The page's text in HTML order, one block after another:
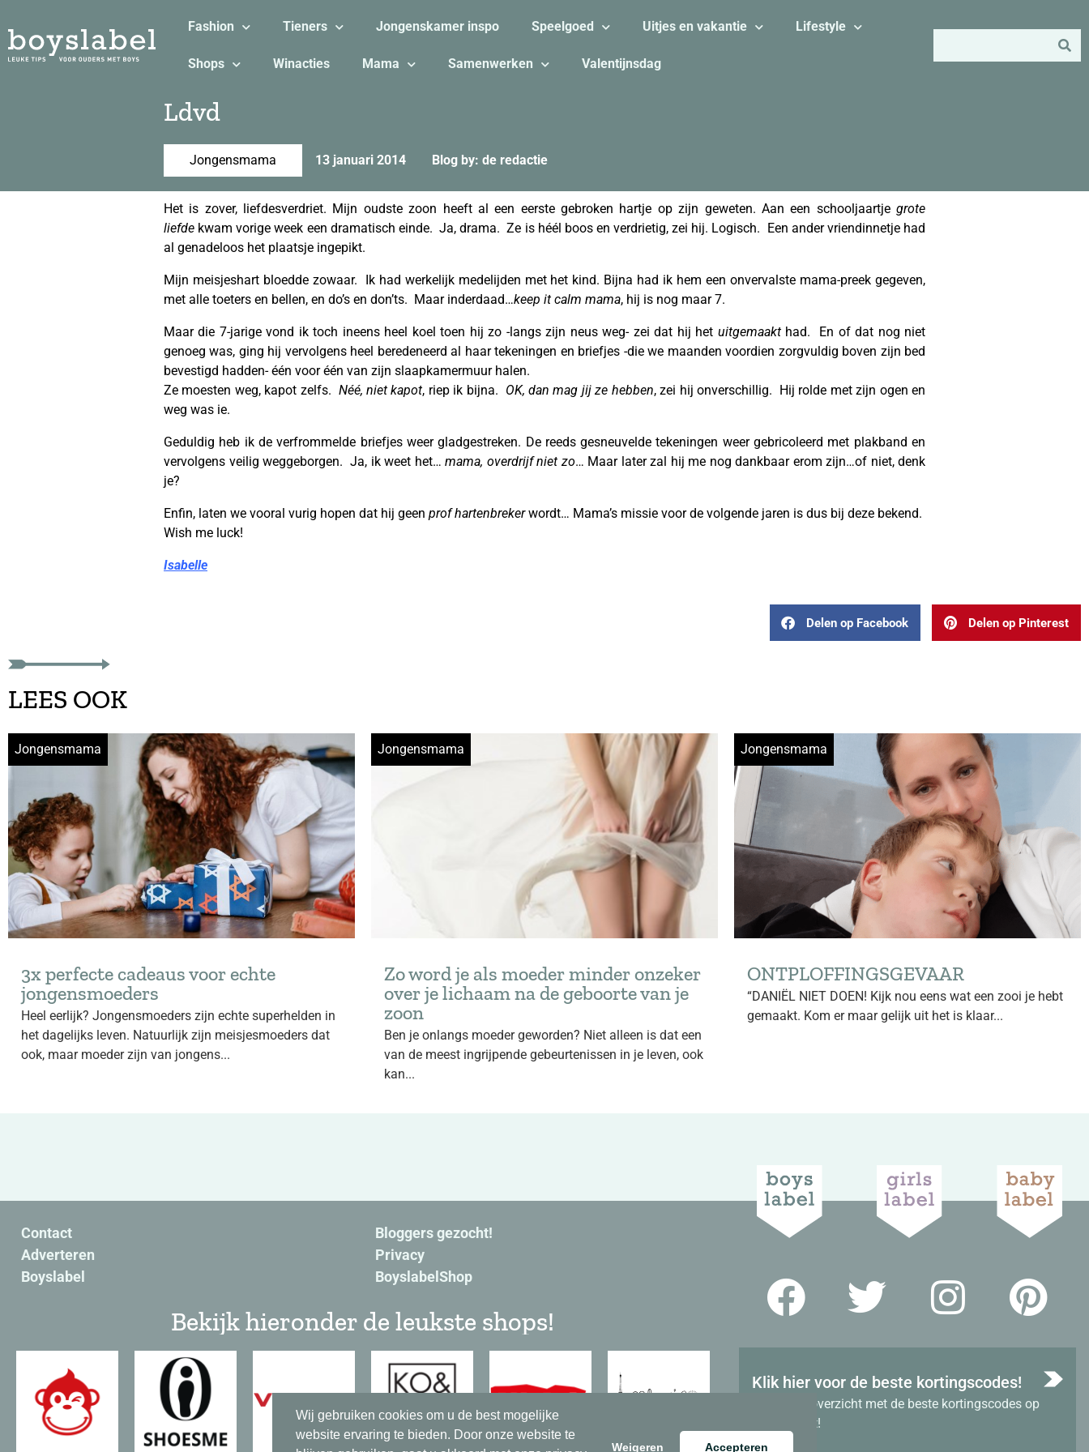
Wij gebruiken cookies om u de best mogelijke
website ervaring te bieden. Door onze website te
Weigeren Accepteren
Fashion Tieners Jongenskamer inspo Speelgoed Uitjes en vakantie Lifestyle
Shops Winacties Mama Samenwerken Valentijnsdag
Ldvd
Jongensmama 13 januari 2014 Blog by: de redactie
Het is zover, liefdesverdriet. Mijn oudste zoon heeft al een eerste gebroken hartje op zijn geweten. Aan een schooljaartje grote
liefde kwam vorige week een dramatisch einde. Ja, drama. Ze is héél boos en verdrietig, zei hij. Logisch. Een ander vriendinnetje had
al genadeloos het plaatsje ingepikt.
Mijn meisjeshart bloedde zowaar. Ik had werkelijk medelijden met het kind. Bijna had ik hem een onvervalste mama-preek gegeven,
met alle toeters en bellen, en do’s en don’ts. Maar inderdaad…keep it calm mama, hij is nog maar 7.
Maar die 7-jarige vond ik toch ineens heel koel toen hij zo -langs zijn neus weg- zei dat hij het uitgemaakthad. En of dat nog niet
genoeg was, ging hij vervolgens heel beredeneerd al haar tekeningen en briefjes -die we maanden voordien zorgvuldig boven zijn bed
bevestigd hadden- één voor één van zijn slaapkamermuur halen.
Ze moesten weg, kapot zelfs. Néé, niet kapot, riep ik bijna. OK, dan mag jij ze hebben, zei hij onverschillig. Hij rolde met zijn ogen en
weg was ie.
Geduldig heb ik de verfrommelde briefjes weer gladgestreken. De reeds gesneuvelde tekeningen weer gebricoleerd met plakband en
vervolgens veilig weggeborgen. Ja, ik weet het… mama, overdrijf niet zo… Maar later zal hij me nog dankbaar erom zijn…of niet, denk
je?
Enfin, laten we vooral vurig hopen dat hij geen prof hartenbrekerwordt… Mama’s missie voor de volgende jaren is dus bij deze bekend.
Wish me luck!
Isabelle
Delen op Facebook Delen op Pinterest
LEES OOK
Jongensmama
3x perfecte cadeaus voor echte
jongensmoeders
Heel eerlijk? Jongensmoeders zijn echte superhelden in
het dagelijks leven. Natuurlijk zijn meisjesmoeders dat
ook, maar moeder zijn van jongens...
Jongensmama
Zo word je als moeder minder onzeker
over je lichaam na de geboorte van je
zoon
Ben je onlangs moeder geworden? Niet alleen is dat een
van de meest ingrijpende gebeurtenissen in je leven, ook
kan...
Jongensmama
ONTPLOFFINGSGEVAAR
“DANIËL NIET DOEN! Kijk nou eens wat een zooi je hebt
gemaakt. Kom er maar gelijk uit het is klaar...
Contact
Adverteren
Boyslabel
Bloggers gezocht!
Privacy
BoyslabelShop
Bekijk hieronder de leukste shops!
Klik hier voor de beste kortingscodes!
Bekijk het overzicht met de beste kortingscodes op
dit moment!